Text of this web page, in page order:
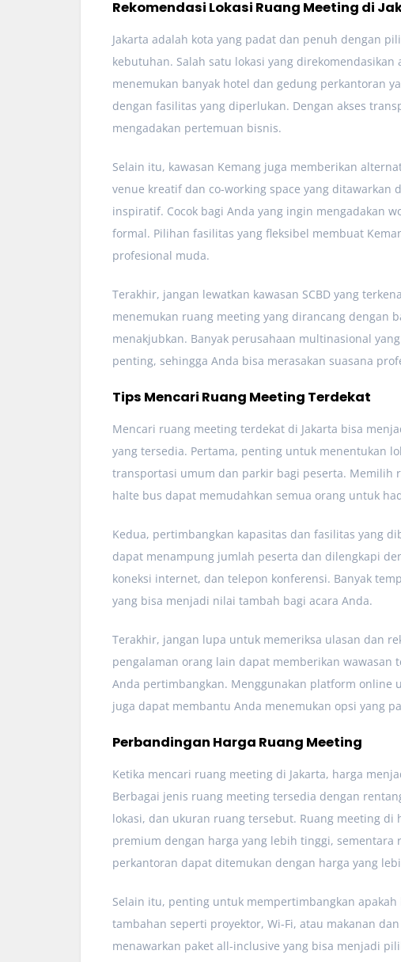
Rekomendasi Lokasi Ruang Meeting di
Jakarta adalah kota yang padat dan penuh dengan
kebutuhan. Salah satu lokasi yang
menemukan banyak hotel dan gedung perkantoran
dengan fasilitas yang diperlukan. Dengan akses
mengadakan pertemuan bisnis.
Selain itu, kawasan Kemang juga memberikan
venue kreatif dan co-working space yang ditawarkan
inspiratif. Cocok bagi Anda yang ingin mengadakan
formal. Pilihan fasilitas yang fleksibel membuat
profesional muda.
Terakhir, jangan lewatkan kawasan SCBD yang
menemukan ruang meeting yang dirancang dengan
menakjubkan. Banyak perusahaan multinasional
penting, sehingga Anda bisa merasakan suasana
Tips Mencari Ruang Meeting Terdekat
Mencari ruang meeting terdekat di Jakarta bisa
yang tersedia. Pertama, penting untuk menentukan
transportasi umum dan parkir bagi peserta. Memilih
halte bus dapat memudahkan semua orang untuk
Kedua, pertimbangkan kapasitas dan fasilitas yang
dapat menampung jumlah peserta dan dilengkapi
koneksi internet, dan telepon konferensi. Banyak
yang bisa menjadi nilai tambah bagi acara Anda.
Terakhir, jangan lupa untuk memeriksa ulasan dan
pengalaman orang lain dapat memberikan
Anda pertimbangkan. Menggunakan platform
juga dapat membantu Anda menemukan opsi yang
Perbandingan Harga Ruang Meeting
Ketika mencari ruang meeting di Jakarta, harga
Berbagai jenis ruang meeting tersedia dengan
lokasi, dan ukuran ruang tersebut. Ruang meeting
premium dengan harga yang lebih tinggi,
perkantoran dapat ditemukan dengan harga yang
Selain itu, penting untuk mempertimbangkan
tambahan seperti proyektor, Wi-Fi, atau makanan
menawarkan paket all-inclusive yang bisa menjadi